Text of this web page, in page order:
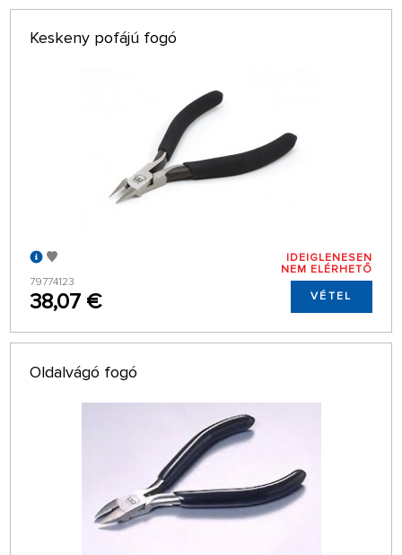
Keskeny pofájú fogó
79774123
38,07 €
IDEIGLENESEN
NEM ELÉRHETŐ
VÉTEL
Oldalvágó fogó